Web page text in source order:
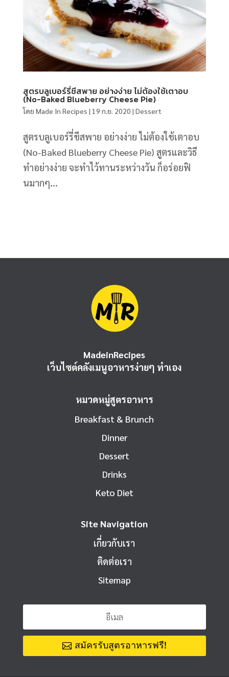
สูตรบลูเบอร์รี่ชีสพาย อย่างง่าย ไม่ต้องใช้เตาอบ
(No-Baked Blueberry Cheese Pie)
โดย Made In Recipes | 19 ก.ย. 2020 | Dessert
สูตรบลูเบอร์รี่ชีสพาย อย่างง่าย ไม่ต้องใช้เตาอบ
(No-Baked Blueberry Cheese Pie) สูตรและวิธี
ทำอย่างง่าย จะทำไว้ทานระหว่างวัน ก็อร่อยฟิ
นมากๆ...
MadeinRecipes
เว็บไซต์คลังเมนูอาหารง่ายๆ ทำเอง
หมวดหมู่สูตรอาหาร
Breakfast & Brunch
Dinner
Dessert
Drinks
Keto Diet
Site Navigation
เกี่ยวกับเรา
ติดต่อเรา
Sitemap
สมัครรับสูตรอาหารฟรี!